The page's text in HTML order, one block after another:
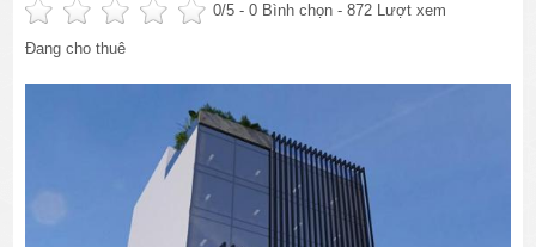
0/5 -0 Bình chọn - 872 Lượt xem
Đang cho thuê